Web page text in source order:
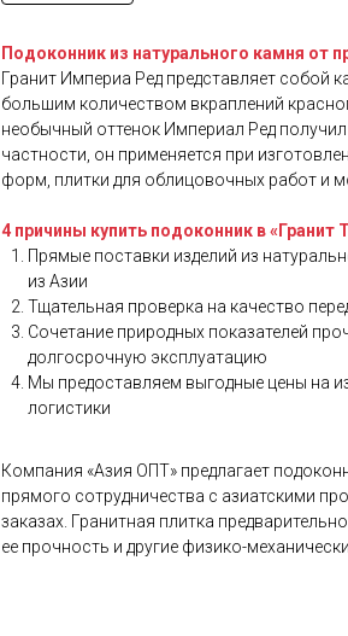
Подоконник из натурального камня от
Гранит Империа Ред представляет собой
большим количеством вкраплений
необычный оттенок Империал Ред
частности, он применяется при
форм, плитки для облицовочных работ и
4 причины купить подоконник в «Гранит
Прямые поставки изделий из
из Азии
Тщательная проверка на качество
Сочетание природных показателей
долгосрочную эксплуатацию
Мы предоставляем выгодные цены на
логистики
Компания «Азия ОПТ» предлагает
прямого сотрудничества с азиатскими
заказах. Гранитная плитка
ее прочность и другие физико-